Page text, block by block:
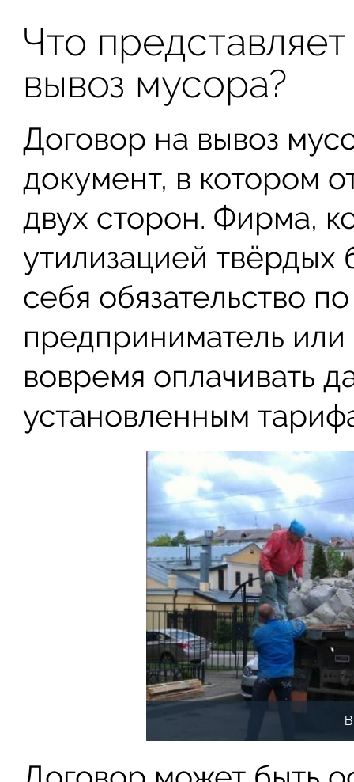
Что
вывоз мусора?
Договор на вывоз
документ, в котором
двух сторон. Фирма,
утилизацией твёрдых
себя обязательство
предприниматель
вовремя оплачивать
установленным